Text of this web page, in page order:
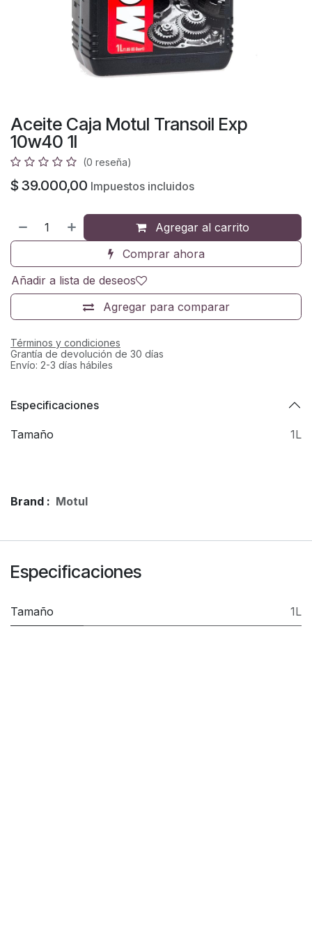
Aceite Caja Motul Transoil Exp
10w40 1l
(0 reseña)
$ 39.000,00 Impuestos incluidos
Agregar al carrito
Comprar ahora
Agregar para comparar
Añadir a lista de deseos
Términos y condiciones
Grantía de devolución de 30 días
Envío: 2-3 días hábiles
Especificaciones
Tamaño 1L
Brand : Motul
Especificaciones
Tamaño 1L